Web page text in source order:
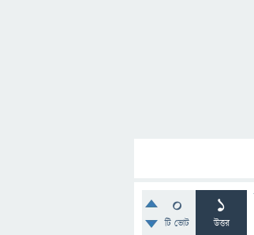
0
টি ভোট
1
উত্তর